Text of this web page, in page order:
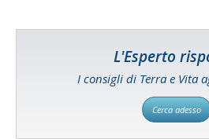
L'Esperto
I consigli di Terra e Vita
Cerca adesso